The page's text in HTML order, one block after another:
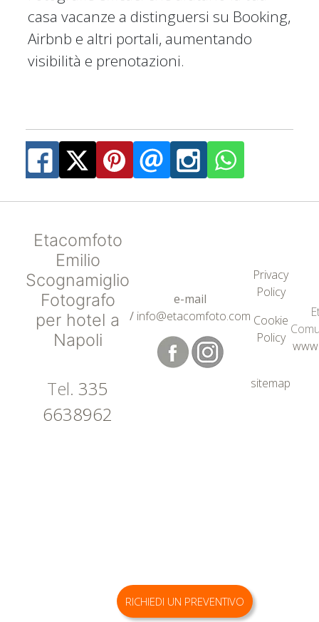
casa vacanze a distinguersi su Booking,
Airbnb e altri portali, aumentando
visibilità e prenotazioni.
Etacomfoto
Emilio
Scognamiglio
Fotografo
per hotel a
Napoli
Tel.335
6638962
e-mail
/ info@etacomfoto.com
Privacy
Policy
Cookie
Policy
sitemap
RICHIEDI UN PREVENTIVO